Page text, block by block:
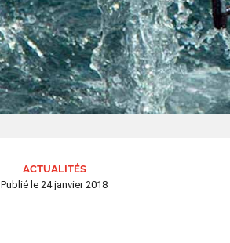
ACTUALITÉS
Publié le 24 janvier 2018